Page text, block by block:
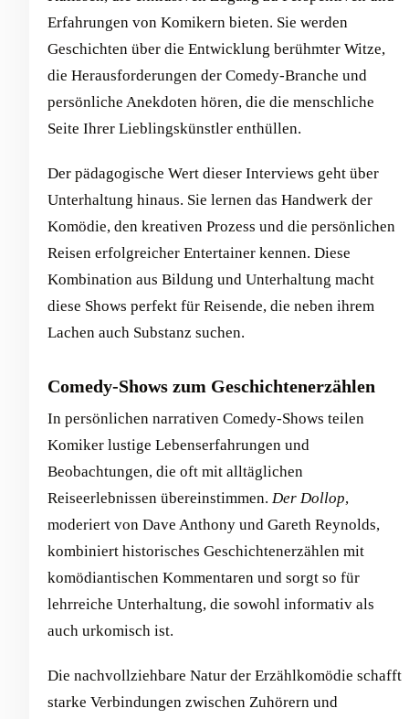
Erfahrungen von Komikern bieten. Sie werden
Geschichten über die Entwicklung berühmter Witze,
die Herausforderungen der Comedy-Branche und
persönliche Anekdoten hören, die die menschliche
Seite Ihrer Lieblingskünstler enthüllen.
Der pädagogische Wert dieser Interviews geht über
Unterhaltung hinaus. Sie lernen das Handwerk der
Komödie, den kreativen Prozess und die persönlichen
Reisen erfolgreicher Entertainer kennen. Diese
Kombination aus Bildung und Unterhaltung macht
diese Shows perfekt für Reisende, die neben ihrem
Lachen auch Substanz suchen.
Comedy-Shows zum Geschichtenerzählen
In persönlichen narrativen Comedy-Shows teilen
Komiker lustige Lebenserfahrungen und
Beobachtungen, die oft mit alltäglichen
Reiseerlebnissen übereinstimmen. Der Dollop,
moderiert von Dave Anthony und Gareth Reynolds,
kombiniert historisches Geschichtenerzählen mit
komödiantischen Kommentaren und sorgt so für
lehrreiche Unterhaltung, die sowohl informativ als
auch urkomisch ist.
Die nachvollziehbare Natur der Erzählkomödie schafft
starke Verbindungen zwischen Zuhörern und